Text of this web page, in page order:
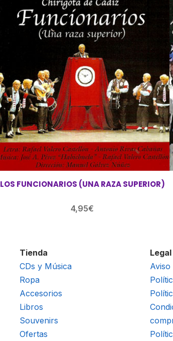
LOS FUNCIONARIOS (UNA RAZA SUPERIOR)
4,95€
Tienda
CDs y Música
Ropa
Accesorios
Libros
Souvenirs
Ofertas
Legal
Aviso